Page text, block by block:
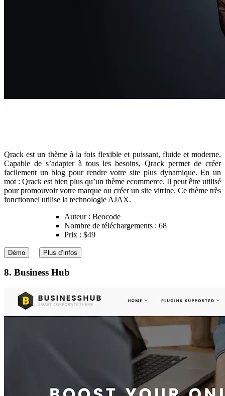
Qrack est un thème à la fois flexible et puissant, fluide et moderne.
Capable de s’adapter à tous les besoins, Qrack permet de créer
facilement un blog pour rendre votre site plus dynamique. En un
mot : Qrack est bien plus qu’un thème ecommerce. Il peut être utilisé
pour promouvoir votre marque ou créer un site vitrine. Ce thème très
fonctionnel utilise la technologie AJAX.
Auteur : Beocode
Nombre de téléchargements : 68
Prix : $49
Démo Plus d’infos
8. Business Hub